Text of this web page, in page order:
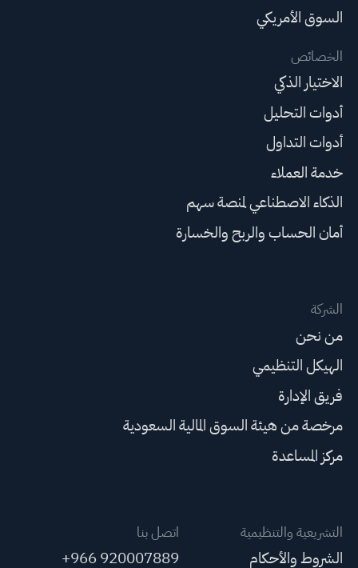
السوق الأمريكي
الخصائص
الاختيار الذكي
أدوات التحليل
أدوات التداول
خدمة العملاء
الذكاء الاصطناعي لمنصة سهم
أمان الحساب والربح والخسارة
الشركة
من نحن
الهيكل التنظيمي
فريق الإدارة
مرخصة من هيئة السوق المالية السعودية
مركز المساعدة
التشريعية والتنظيمية
الشروط والأحكام
اتصل بنا
+966 920007889